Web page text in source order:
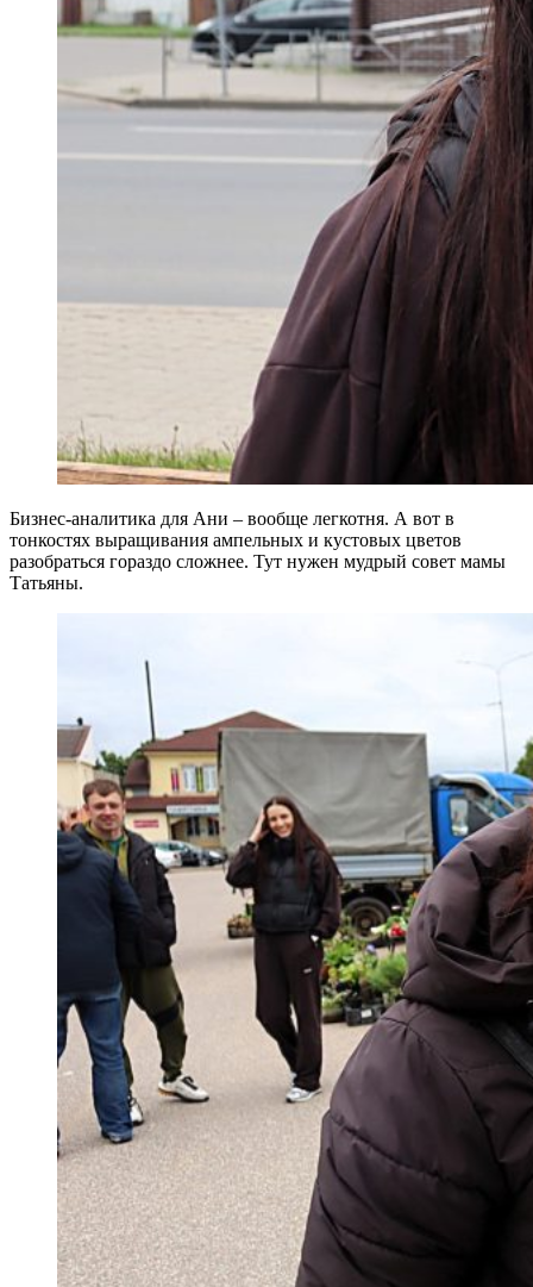
Бизнес-аналитика для Ани – вообще легкотня. А вот в
тонкостях выращивания ампельных и кустовых цветов
разобраться гораздо сложнее. Тут нужен мудрый совет мамы
Татьяны.